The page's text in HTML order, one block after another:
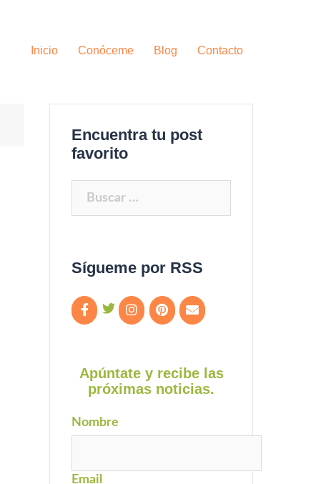
Inicio Conóceme Blog Contacto
Encuentra tu post
favorito
Buscar:
Sígueme por RSS
Apúntate y recibe las
próximas noticias.
Nombre
Email